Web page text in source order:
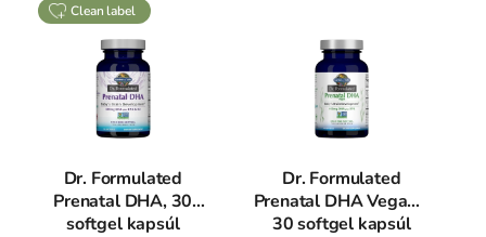
clean label
Dr. Formulated
Prenatal DHA, 30
softgel kapsúl
Dr. Formulated
Prenatal DHA Vegan –
30 softgel kapsúl